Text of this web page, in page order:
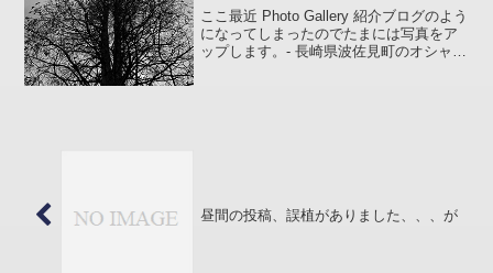
ここ最近 Photo Gallery 紹介ブログのよう
になってしまったのでたまには写真をア
ップします。- 長崎県波佐見町のオシャレ
昼間の投稿、誤植がありました、、、が